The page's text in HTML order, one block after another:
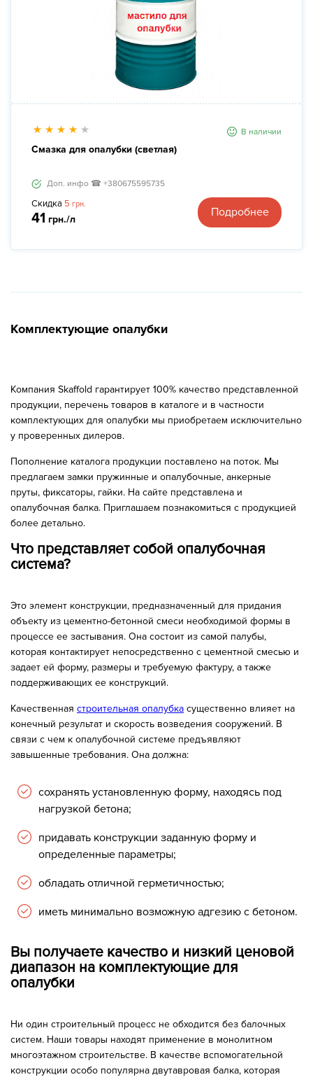
В наличии
Смазка для опалубки (светлая)
Доп. инфо ☎ +380675595735
Скидка 5 грн.
41 грн./л
Подробнее
Комплектующие опалубки
Компания Skaffold гарантирует 100% качество представленной
продукции, перечень товаров в каталоге и в частности
комплектующих для опалубки мы приобретаем исключительно
у проверенных дилеров.
Пополнение каталога продукции поставлено на поток. Мы
предлагаем замки пружинные и опалубочные, анкерные
пруты, фиксаторы, гайки. На сайте представлена и
опалубочная балка. Приглашаем познакомиться с продукцией
более детально.
Что представляет собой опалубочная
система?
Это элемент конструкции, предназначенный для придания
объекту из цементно-бетонной смеси необходимой формы в
процессе ее застывания. Она состоит из самой палубы,
которая контактирует непосредственно с цементной смесью и
задает ей форму, размеры и требуемую фактуру, а также
поддерживающих ее конструкций.
Качественная строительная опалубка существенно влияет на
конечный результат и скорость возведения сооружений. В
связи с чем к опалубочной системе предъявляют
завышенные требования. Она должна:
сохранять установленную форму, находясь под
нагрузкой бетона;
придавать конструкции заданную форму и
определенные параметры;
обладать отличной герметичностью;
иметь минимально возможную адгезию с бетоном.
Вы получаете качество и низкий ценовой
диапазон на комплектующие для
опалубки
Ни один строительный процесс не обходится без балочных
систем. Наши товары находят применение в монолитном
многоэтажном строительстве. В качестве вспомогательной
конструкции особо популярна двутавровая балка, которая